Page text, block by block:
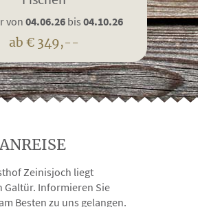
von 04.06.26 bis 04.10.26
ab € 349,--
Zeinisjoch liegt
Galtür. Informieren Sie
Besten zu uns gelangen.